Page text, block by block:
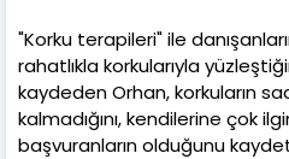
"Korku terapileri" ile
rahatlıkla korkularıyla
kaydeden Orhan, korkuların
kalmadığını, kendilerine çok
başvuranların olduğunu